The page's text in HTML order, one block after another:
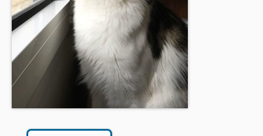
BOUTIQUE
FORUM